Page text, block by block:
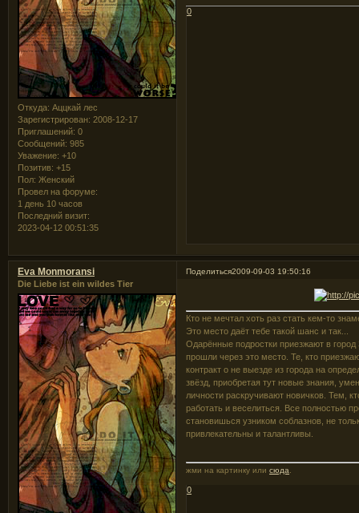
Откуда: Аццкай лес
Зарегистрирован: 2008-12-17
Приглашений: 0
Сообщений: 985
Уважение: +10
Позитив: +15
Пол: Женский
Провел на форуме:
1 день 10 часов
Последний визит:
2023-04-12 00:51:35
0
Поделиться2009-09-03 19:50:16
Eva Monmoransi
Die Liebe ist ein wildes Tier
Кто не мечтал хоть раз стать кем-то
Это место даёт тебе такой шанс и так...
Одарённые подростки приезжают в
прошли через это место. Те, кто
контракт о не выезде из города на
звёзд, приобретая тут новые знания,
личности раскручивают новичков. Тем,
работать и веселиться. Все полностью
становишься узником соблазнов, не
привлекательны и талантливы.
жми на картинку илисюда
0